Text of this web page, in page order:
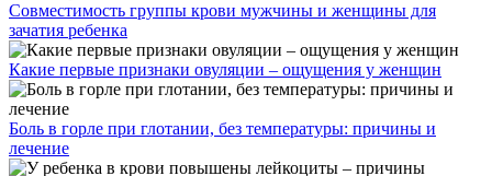
Совместимость группы крови мужчины и женщины для
зачатия ребенка
Какие первые признаки овуляции – ощущения у женщин
Боль в горле при глотании, без температуры: причины и
лечение